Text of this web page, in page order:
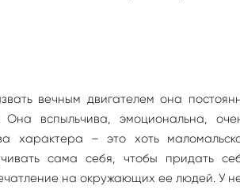
вечным двигателем она
вспыльчива, эмоциональна,
характера – это хоть
сама себя, чтобы придать
на окружающих ее людей. У